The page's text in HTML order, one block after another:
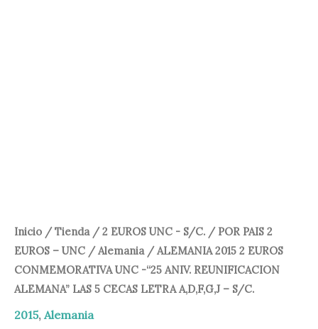
Inicio /Tienda/2 EUROS UNC - S/C. / POR PAIS 2
EUROS – UNC /Alemania/ ALEMANIA 2015 2 EUROS
CONMEMORATIVA UNC -“25 ANIV. REUNIFICACION
ALEMANA” LAS 5 CECAS LETRA A,D,F,G,J – S/C.
2015, Alemania